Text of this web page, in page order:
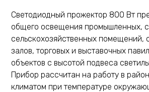
Светодиодный прожектор 800 Вт
общего освещения промышленных,
сельскохозяйственных помещений,
залов, торговых и выставочных
объектов с высотой подвеса
Прибор рассчитан на работу в
климатом при температуре